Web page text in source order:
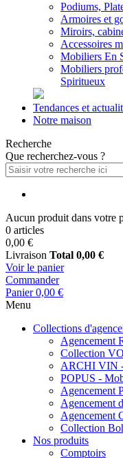
Podiums,
Armoires et
Miroirs,
Accessoires
Mobiliers En
Mobiliers
Spiritueux
Tendances et
Notre maison
Recherche
Que recherchez-vous ?
Aucun produit dans votre
0 articles
0,00 €
Livraison Total 0,00 €
Voir le panier
Commander
Panier 0,00 €
Menu
Collections
Agencement
Collection
ARCHI VIN
POPUS -
Agencement
Agencement
Agencement
Collection
Nos produits
Comptoirs